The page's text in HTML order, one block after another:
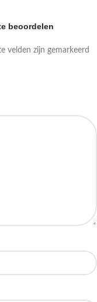
beoordelen
velden zijn gemarkeerd